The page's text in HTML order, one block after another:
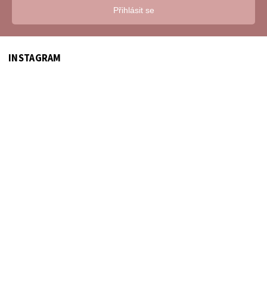
INSTAGRAM
Přihlásit se